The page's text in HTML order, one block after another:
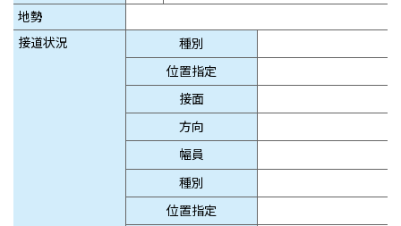
地勢
接道状況
種別
位置指定
接面
方向
幅員
種別
位置指定